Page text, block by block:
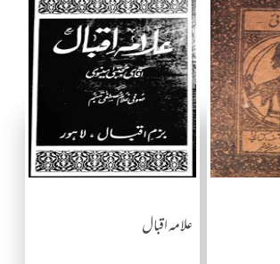
علامہ اقبال